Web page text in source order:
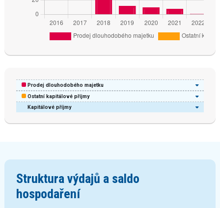
Kapitálové příjmy
Prodej dlouhodobého majetku
Ostatní kapitálové příjmy
Struktura výdajů a saldo
hospodaření